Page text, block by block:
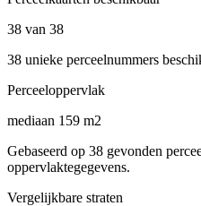
38 van 38
38 unieke perceelnummers
Perceeloppervlak
mediaan 159 m2
Gebaseerd op 38 gevonden
oppervlaktegegevens.
Vergelijkbare straten